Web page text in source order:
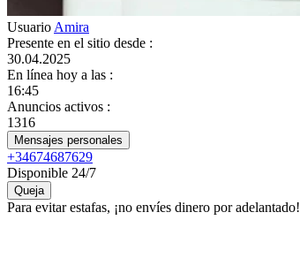
Usuario Amira
Presente en el sitio desde :
30.04.2025
En línea hoy a las :
16:45
Anuncios activos :
1316
Mensajes personales
+34674687629
Disponible 24/7
Queja
Para evitar estafas, ¡no envíes dinero por adelantado!